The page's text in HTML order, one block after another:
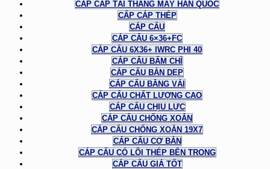
CẤP CÁP TẢI THANG MÁY HÀN QUỐC
CẤP CÁP THÉP
CÁP CẨU
CÁP CẨU 6×36+FC
CÁP CẨU 6X36+ IWRC PHI 40
CÁP CẨU BẤM CHÌ
CÁP CẨU BẢN DẸP
CÁP CẨU BẰNG VẢI
CÁP CẨU CHẤT LƯỢNG CAO
CÁP CẨU CHỊU LỰC
CÁP CẨU CHỐNG XOẮN
CÁP CẨU CHỐNG XOẮN 19X7
CÁP CẨU CƠ BẢN
CÁP CẨU CÓ LÕI THÉP BÊN TRONG
CÁP CẨU GIÁ TỐT